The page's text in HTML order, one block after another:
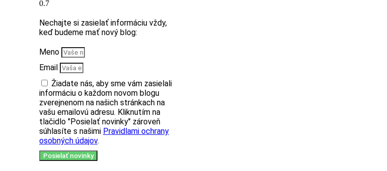
Nechajte si zasielať informáciu vždy,
keď budeme mať nový blog:
Meno
Email
Žiadate nás, aby sme vám zasielali
informáciu o každom novom blogu
zverejnenom na našich stránkach na
vašu emailovú adresu. Kliknutím na
tlačidlo "Posielať novinky" zároveň
súhlasíte s našimi Pravidlami ochrany
osobných údajov.
Posielať novinky